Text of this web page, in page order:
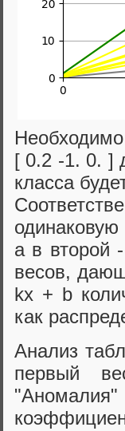
[ 0.2 -1. 0. ]
класса
а в второй
весов,
kx + b
как
Анализ
первый
"Аномалия"